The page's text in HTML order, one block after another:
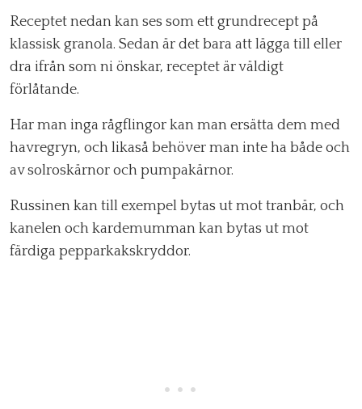
Receptet nedan kan ses som ett grundrecept på
klassisk granola. Sedan är det bara att lägga till eller
dra ifrån som ni önskar, receptet är väldigt
förlåtande.
Har man inga rågflingor kan man ersätta dem med
havregryn, och likaså behöver man inte ha både och
av solroskärnor och pumpakärnor.
Russinen kan till exempel bytas ut mot tranbär, och
kanelen och kardemumman kan bytas ut mot
färdiga pepparkakskryddor.